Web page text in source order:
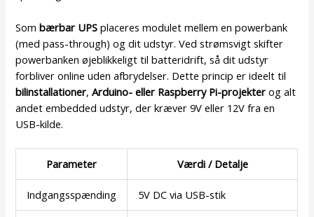
Sombærbar UPS placeres modulet mellem en powerbank
(med pass-through) og dit udstyr. Ved strømsvigt skifter
powerbanken øjeblikkeligt til batteridrift, så dit udstyr
forbliver online uden afbrydelser. Dette princip er ideelt til
bilinstallationer,Arduino- eller Raspberry Pi-projekter og alt
andet embedded udstyr, der kræver 9V eller 12V fra en
USB-kilde.
Parameter Værdi / Detalje
Indgangsspænding 5V DC via USB-stik